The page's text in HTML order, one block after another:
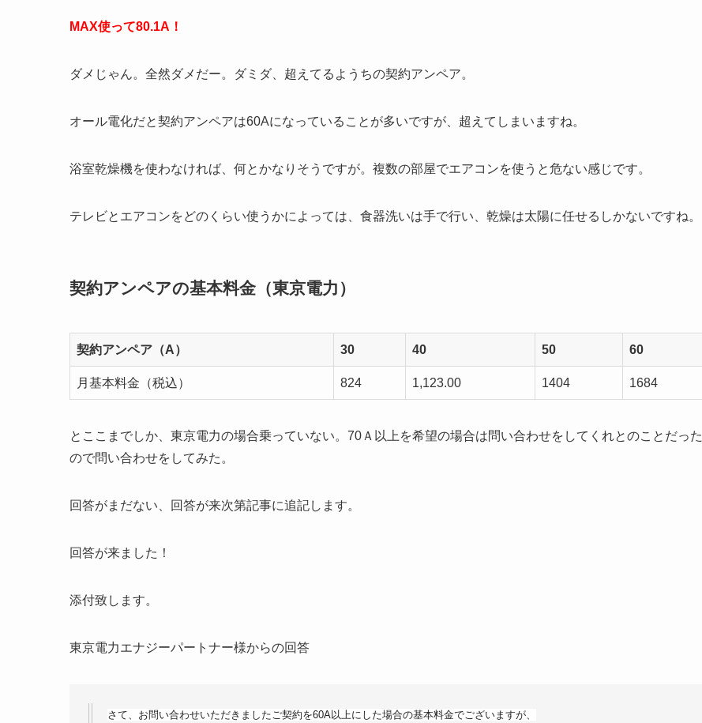
MAX使って80.1A！
ダメじゃん。全然ダメだー。ダミダ、超えてるようちの契約アンペア。
オール電化だと契約アンペアは60Aになっていることが多いですが、超えてしまいますね。
浴室乾燥機を使わなければ、何とかなりそうですが。複数の部屋でエアコンを使うと危ない感じです。
テレビとエアコンをどのくらい使うかによっては、食器洗いは手で行い、乾燥は太陽に任せるしかないですね。
契約アンペアの基本料金（東京電力）
契約アンペア（A） 30 40 50 60
月基本料金（税込） 824 1,123.00 1404 1684
とここまでしか、東京電力の場合乗っていない。70Ａ以上を希望の場合は問い合わせをしてくれとのことだった
ので問い合わせをしてみた。
回答がまだない、回答が来次第記事に追記します。
回答が来ました！
添付致します。
東京電力エナジーパートナー様からの回答
さて、お問い合わせいただきましたご契約を60A以上にした場合の基本料金でございますが、